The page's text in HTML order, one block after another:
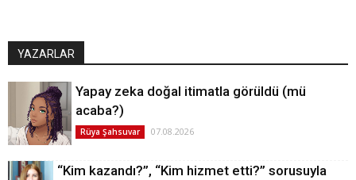
YAZARLAR
Yapay zeka doğal itimatla görüldü (mü
acaba?)
Rüya Şahsuvar 07.08.2026
“Kim kazandı?”, “Kim hizmet etti?” sorusuyla